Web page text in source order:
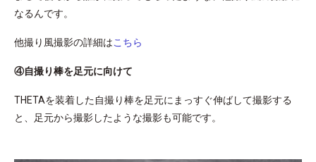
なるんです。
他撮り風撮影の詳細はこちら
④自撮り棒を足元に向けて
THETAを装着した自撮り棒を足元にまっすぐ伸ばして撮影する
と、足元から撮影したような撮影も可能です。